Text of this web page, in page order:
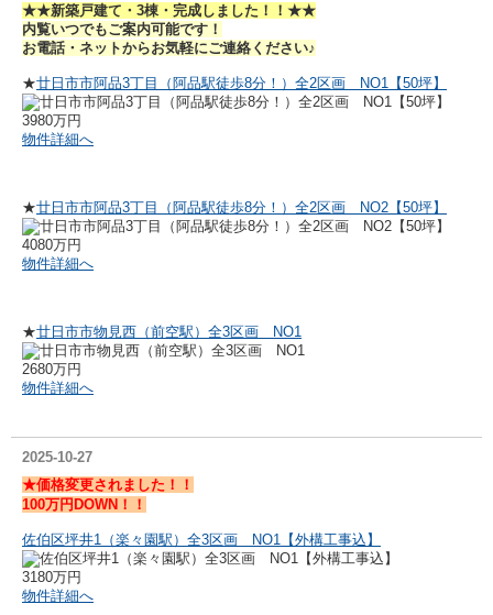
★★新築戸建て・3棟・完成しました！！★★
内覧いつでもご案内可能です！
お電話・ネットからお気軽にご連絡ください♪
★廿日市市阿品3丁目（阿品駅徒歩8分！）全2区画 NO1【50坪】
3980万円
物件詳細へ
★廿日市市阿品3丁目（阿品駅徒歩8分！）全2区画 NO2【50坪】
4080万円
物件詳細へ
★廿日市市物見西（前空駅）全3区画 NO1
2680万円
物件詳細へ
2025-10-27
★価格変更されました！！
100万円DOWN！！
佐伯区坪井1（楽々園駅）全3区画 NO1【外構工事込】
3180万円
物件詳細へ